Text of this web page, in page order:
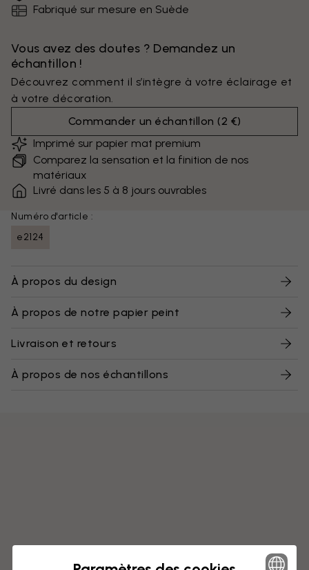
Fabriqué sur mesure en Suède
Vous avez des doutes ? Demandez un
échantillon !
Découvrez comment il s’intègre à votre éclairage et
à votre décoration.
Commander un échantillon (2 €)
Imprimé sur papier mat premium
Comparez la sensation et la finition de nos
matériaux
Livré dans les 5 à 8 jours ouvrables
Numéro d'article :
e2124
À propos du design
À propos de notre papier peint
Livraison et retours
À propos de nos échantillons